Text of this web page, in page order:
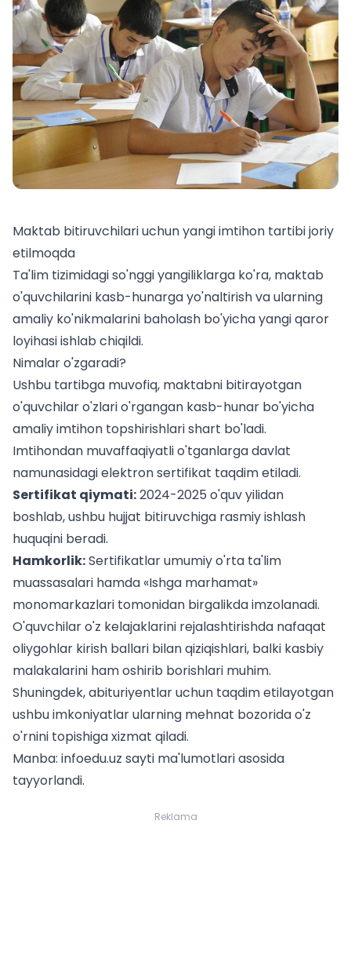
Maktab bitiruvchilari uchun yangi imtihon tartibi joriy
etilmoqda
Ta'lim tizimidagi so'nggi yangiliklarga ko'ra, maktab
o'quvchilarini kasb-hunarga yo'naltirish va ularning
amaliy ko'nikmalarini baholash bo'yicha yangi qaror
loyihasi ishlab chiqildi.
Nimalar o'zgaradi?
Ushbu tartibga muvofiq, maktabni bitirayotgan
o'quvchilar o'zlari o'rgangan kasb-hunar bo'yicha
amaliy imtihon topshirishlari shart bo'ladi.
Imtihondan muvaffaqiyatli o'tganlarga davlat
namunasidagi elektron sertifikat taqdim etiladi.
Sertifikat qiymati:2024-2025 o'quv yilidan
boshlab, ushbu hujjat bitiruvchiga rasmiy ishlash
huquqini beradi.
Hamkorlik:Sertifikatlar umumiy o'rta ta'lim
muassasalari hamda «Ishga marhamat»
monomarkazlari tomonidan birgalikda imzolanadi.
O'quvchilar o'z kelajaklarini rejalashtirishda nafaqat
oliygohlar kirish ballari bilan qiziqishlari, balki kasbiy
malakalarini ham oshirib borishlari muhim.
Shuningdek,abituriyentlar uchun taqdim etilayotgan
ushbu imkoniyatlar ularning mehnat bozorida o'z
o'rnini topishiga xizmat qiladi.
Manba: infoedu.uz sayti ma'lumotlari asosida
tayyorlandi.
Reklama